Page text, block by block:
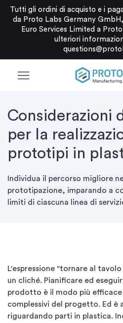
Tutti gli ordini di acquisto e i
da Proto Labs Germany
Euro Services Limited a
ulteriori
menu
Considerazioni
per la
prototipi in
Individua il percorso migliore
prototipazione, imparando a
limiti di ciascuna linea di
L'espressione "tornare al
un cliché. Pianificare ed
prodotto è il modo più
complessivi del progetto. Ed è
riguardando parti in plastica.